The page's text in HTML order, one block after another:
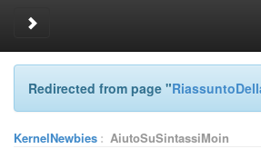
Toggle sidebar
Redirected from page "
KernelNewbies : AiutoSuSintassiMoin